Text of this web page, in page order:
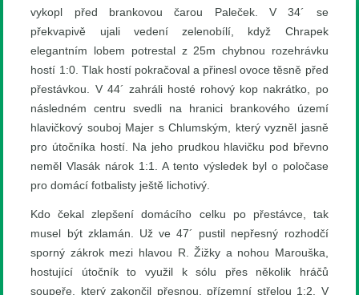
vykopl před brankovou čarou Paleček. V 34´ se
překvapivě ujali vedení zelenobílí, když Chrapek
elegantním lobem potrestal z 25m chybnou rozehrávku
hostí 1:0. Tlak hostí pokračoval a přinesl ovoce těsně před
přestávkou. V 44´ zahráli hosté rohový kop nakrátko, po
následném centru svedli na hranici brankového území
hlavičkový souboj Majer s Chlumským, který vyzněl jasně
pro útočníka hostí. Na jeho prudkou hlavičku pod břevno
neměl Vlasák nárok 1:1. A tento výsledek byl o poločase
pro domácí fotbalisty ještě lichotivý.
Kdo čekal zlepšení domácího celku po přestávce, tak
musel být zklamán. Už ve 47´ pustil nepřesný rozhodčí
sporný zákrok mezi hlavou R. Žižky a nohou Marouška,
hostující útočník to využil k sólu přes několik hráčů
soupeře, který zakončil přesnou, přízemní střelou 1:2. V